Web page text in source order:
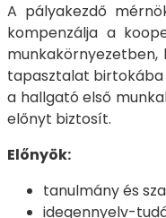
A pályakezdő
kompenzálja a
tapasztalat birtokába
a hallgató első
előnyt biztosít.
Előnyök:
tanulmány és
idegennyelv-